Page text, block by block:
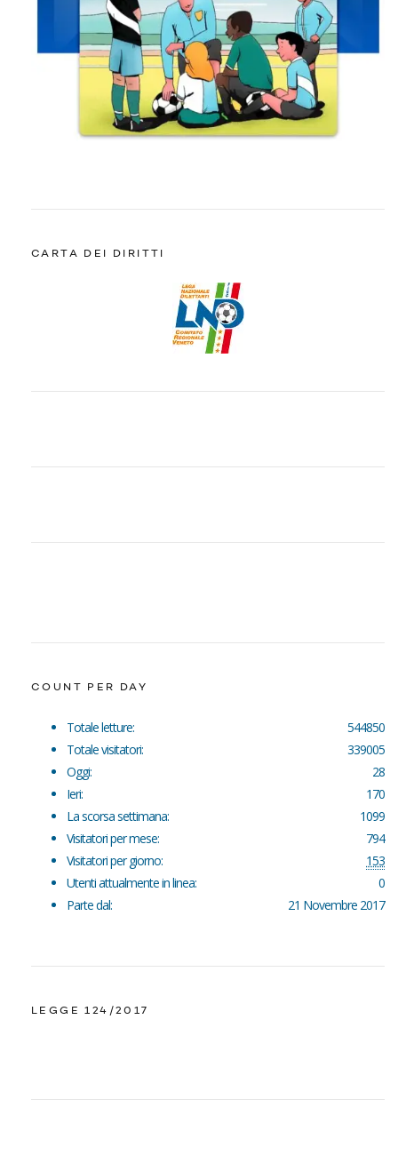
CARTA DEI DIRITTI
COUNT PER DAY
544850
Totale letture:
339005
Totale visitatori:
28
Oggi:
170
Ieri:
1099
La scorsa settimana:
794
Visitatori per mese:
153
Visitatori per giorno:
0
Utenti attualmente in linea:
21 Novembre 2017
Parte dal:
LEGGE 124/2017